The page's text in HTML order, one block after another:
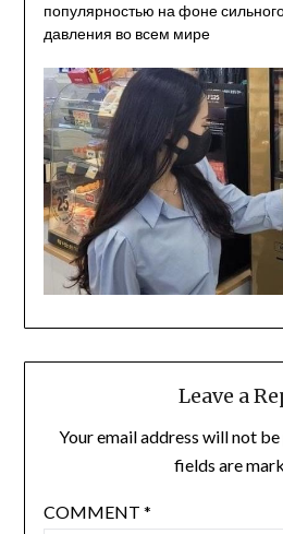
популярностью на фоне
давления во всем мире
Leave a
Your email address will not
fields are
COMMENT *